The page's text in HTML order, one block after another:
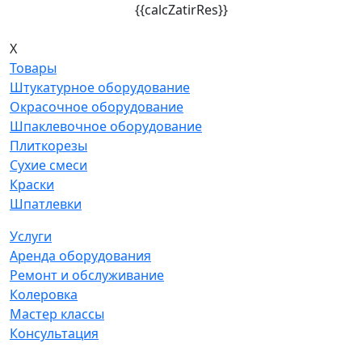
{{calcZatirRes}}
X
Товары
Штукатурное оборудование
Окрасочное оборудование
Шпаклевочное оборудование
Плиткорезы
Сухие смеси
Краски
Шпатлевки
Услуги
Аренда оборудования
Ремонт и обслуживание
Колеровка
Мастер классы
Консультация